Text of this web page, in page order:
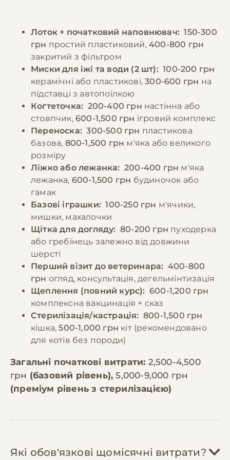
активність необхідні для підтримки здоров'я
та запобігання поведінковим проблемам.
🎁 −10% на зоотовари
За промокодом E-PET
годувати 2-3 рази на день, дотримуючись
регулярного режиму. Потрібно уникати
годування зі столу та продуктів, які можуть
бути шкідливими для котів. При зміні типу
корму необхідно робити це поступово
протягом 7-10 днів. Важливо спостерігати за
реакцією кота на їжу та коригувати раціон
за необхідності.
🎁 −10% на зоотовари
За промокодом E-PET
Лоток + початковий наповнювач: 150-300
грн простий пластиковий,400-800 грн
закритий з фільтром
Миски для їжі та води (2 шт): 100-200 грн
керамічні або пластикові,300-600 грн на
підставці з автопоїлкою
Когтеточка: 200-400 грн настінна або
стовпчик, 600-1,500 грн ігровий комплекс
Переноска: 300-500 грн пластикова
базова, 800-1,500 грн м'яка або великого
розміру
Ліжко або лежанка: 200-400 грн м'яка
лежанка, 600-1,500 грн будиночок або
гамак
Базові іграшки: 100-250 грн м'ячики,
мишки, махалочки
Щітка для догляду: 80-200 грн пуходерка
або гребінець залежно від довжини
шерсті
Перший візит до ветеринара: 400-800
грн огляд, консультація, дегельмінтизація
Щеплення (повний курс): 600-1,200 грн
комплексна вакцинація + сказ
Стерилізація/кастрація: 800-1,500 грн
кішка,500-1,000 грн кіт (рекомендовано
для котів без породи)
Загальні початкові витрати: 2,500-4,500
грн (базовий рівень),5,000-9,000 грн
(преміум рівень з стерилізацією)
Які обов'язкові щомісячні витрати?